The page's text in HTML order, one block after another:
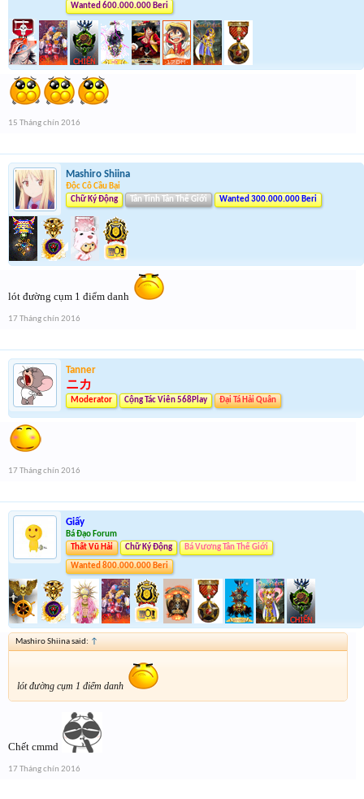
Wanted 600.000.000 Beri
15 Tháng chín 2016
Mashiro Shiina
Độc Cô Cầu Bại
Chữ Ký Động
Tân Tinh Tân Thế Giới Wanted 300.000.000 Beri
lót đường cụm 1 điểm danh
17 Tháng chín 2016
Tanner
ニカ
Moderator Cộng Tác Viên 568Play Đại Tá Hải Quân
17 Tháng chín 2016
Giấy
Bá Đạo Forum
Thất Vũ Hải
Chữ Ký Động Bá Vương Tân Thế Giới
Wanted 800.000.000 Beri
Mashiro Shiina said: ↑
lót đường cụm 1 điểm danh
Chết cmmd
17 Tháng chín 2016